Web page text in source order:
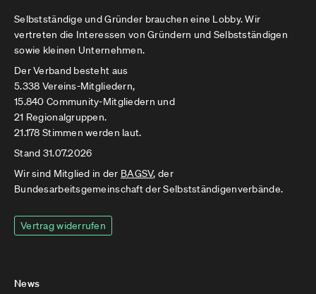
Selbstständige und Gründer brauchen eine Lobby. Wir
vertreten die Interessen von Gründern und Selbstständigen
sowie kleinen Unternehmen.
Der Verband besteht aus
5.338 Vereins-Mitgliedern,
15.840 Community-Mitgliedern und
21 Regionalgruppen.
21.178 Stimmen werden laut.
Stand 31.07.2026
Wir sind Mitglied in der BAGSV, der
Bundesarbeitsgemeinschaft der Selbstständigenverbände.
Vertrag widerrufen
News